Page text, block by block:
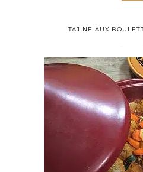
TAJINE AUX